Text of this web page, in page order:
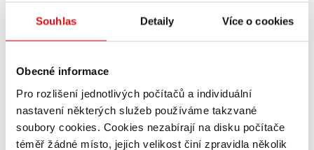
Souhlas Detaily Více o cookies
Obecné informace
Pro rozlišení jednotlivých počítačů a individuální
nastavení některých služeb používáme takzvané
soubory cookies. Cookies nezabírají na disku počítače
téměř žádné místo, jejich velikost činí zpravidla několik
02. 08. 2022